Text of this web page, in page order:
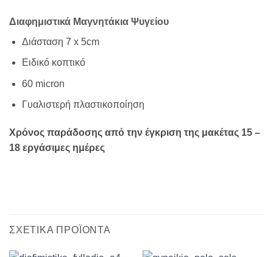
Διαφημιστικά Μαγνητάκια Ψυγείου
Διάσταση 7 x 5cm
Ειδικό κοπτικό
60 micron
Γυαλιστερή πλαστικοποίηση
Χρόνος παράδοσης από την έγκριση της μακέτας 15 –
18 εργάσιμες ημέρες
ΣΧΕΤΙΚΆ ΠΡΟΪΌΝΤΑ